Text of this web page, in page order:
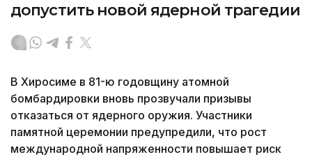
допустить новой ядерной трагедии
В Хиросиме в 81-ю годовщину атомной
бомбардировки вновь прозвучали призывы
отказаться от ядерного оружия. Участники
памятной церемонии предупредили, что рост
международной напряженности повышает риск